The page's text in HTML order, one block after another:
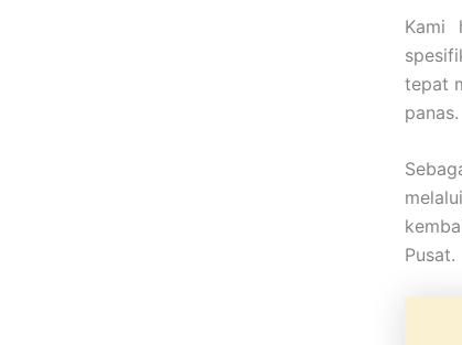
Kami
tepat
panas.
Pusat.